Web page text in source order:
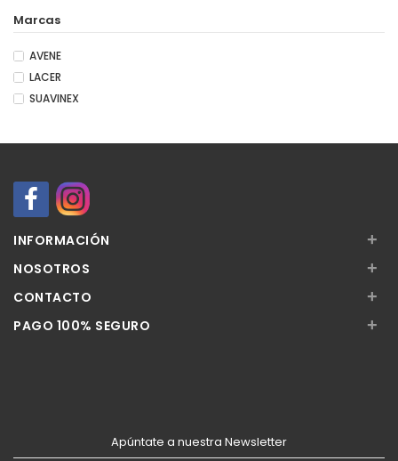
Marcas
AVENE
LACER
SUAVINEX
INFORMACIÓN +
NOSOTROS +
CONTACTO +
PAGO 100% SEGURO +
Apúntate a nuestra Newsletter